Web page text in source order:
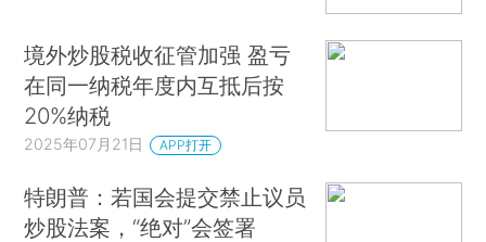
境外炒股税收征管加强 盈亏
在同一纳税年度内互抵后按
20%纳税
2025年07月21日 APP打开
特朗普：若国会提交禁止议员
炒股法案，“绝对”会签署